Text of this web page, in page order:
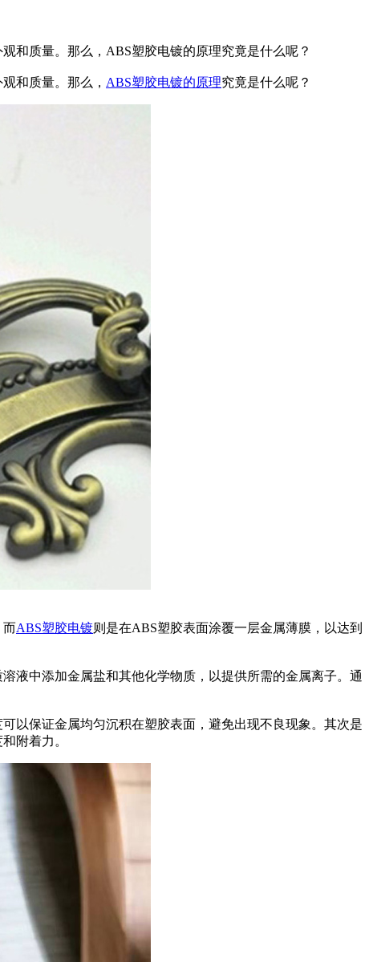
和质量。那么，ABS塑胶电镀的原理究竟是什么呢？
和质量。那么， ABS塑胶电镀的原理究竟是什么呢？
而ABS塑胶电镀则是在ABS塑胶表面涂覆一层金属薄膜，以达到
液中添加金属盐和其他化学物质，以提供所需的金属离子。通
以保证金属均匀沉积在塑胶表面，避免出现不良现象。其次是
附着力。